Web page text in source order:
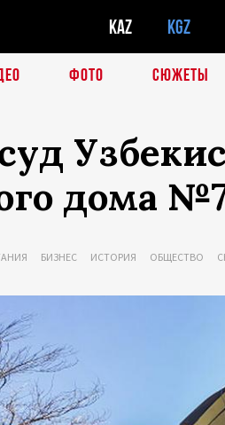
KAZ KGZ
ФОТО СЮЖЕТЫ
дома
БИЗНЕС ИСТОРИЯ ОБЩЕСТВО